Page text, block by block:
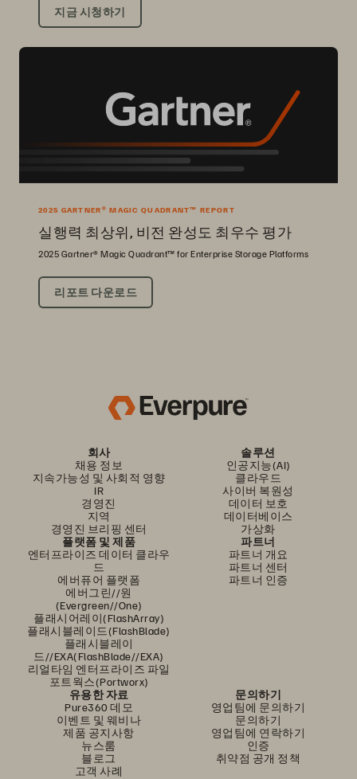
지금 시청하기
2025 GARTNER® MAGIC QUADRANT™ REPORT
실행력 최상위, 비전 완성도 최우수 평가
2025 Gartner® Magic Quadrant™ for Enterprise Storage Platforms
리포트 다운로드
회사
채용 정보
지속가능성 및 사회적 영향
IR
경영진
지역
경영진 브리핑 센터
솔루션
인공지능(AI)
클라우드
사이버 복원성
데이터 보호
데이터베이스
가상화
플랫폼 및 제품
엔터프라이즈 데이터 클라우
드
에버퓨어 플랫폼
에버그린//원
(Evergreen//One)
플래시어레이(FlashArray)
플래시블레이드(FlashBlade)
플래시블레이
드//EXA(FlashBlade//EXA)
리얼타임 엔터프라이즈 파일
포트웍스(Portworx)
파트너
파트너 개요
파트너 센터
파트너 인증
유용한 자료
Pure360 데모
이벤트 및 웨비나
제품 공지사항
뉴스룸
블로그
고객 사례
문의하기
영업팀에 문의하기
문의하기
영업팀에 연락하기
인증
취약점 공개 정책